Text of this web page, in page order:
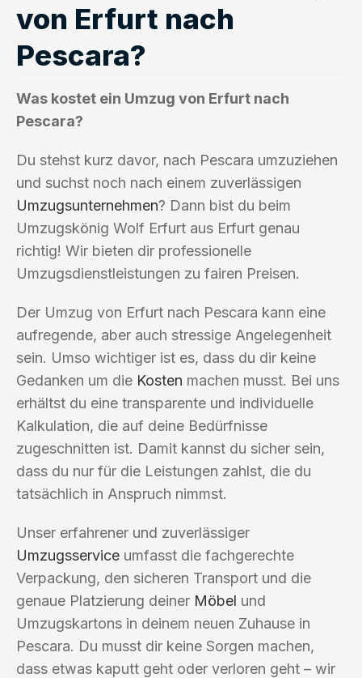
von Erfurt nach
Pescara?
Was kostet ein Umzug von Erfurt nach
Pescara?
Du stehst kurz davor, nach Pescara umzuziehen
und suchst noch nach einem zuverlässigen
Umzugsunternehmen? Dann bist du beim
Umzugskönig Wolf Erfurt aus Erfurt genau
richtig! Wir bieten dir professionelle
Umzugsdienstleistungen zu fairen Preisen.
Der Umzug von Erfurt nach Pescara kann eine
aufregende, aber auch stressige Angelegenheit
sein. Umso wichtiger ist es, dass du dir keine
Gedanken um die Kosten machen musst. Bei uns
erhältst du eine transparente und individuelle
Kalkulation, die auf deine Bedürfnisse
zugeschnitten ist. Damit kannst du sicher sein,
dass du nur für die Leistungen zahlst, die du
tatsächlich in Anspruch nimmst.
Unser erfahrener und zuverlässiger
Umzugsservice umfasst die fachgerechte
Verpackung, den sicheren Transport und die
genaue Platzierung deiner Möbel und
Umzugskartons in deinem neuen Zuhause in
Pescara. Du musst dir keine Sorgen machen,
dass etwas kaputt geht oder verloren geht – wir